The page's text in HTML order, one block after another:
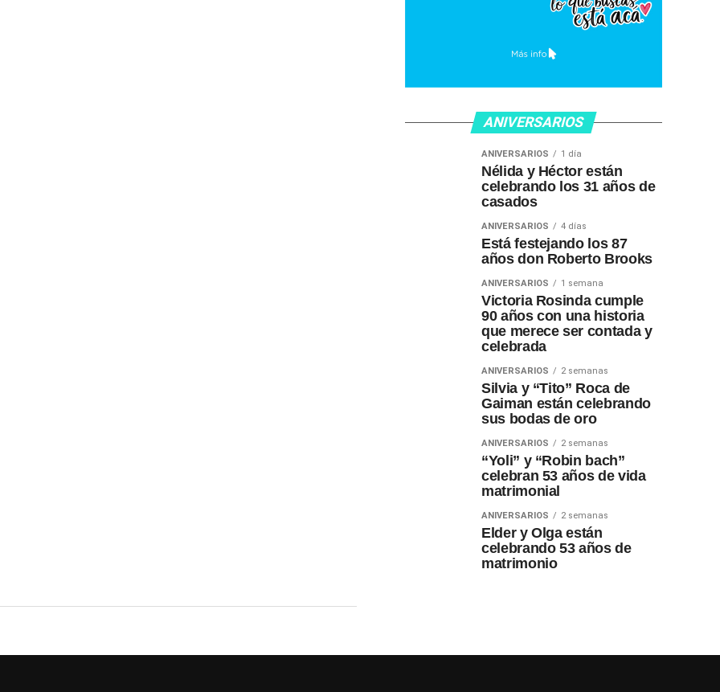
ANIVERSARIOS
ANIVERSARIOS 1 día
Nélida y Héctor están
celebrando los 31 años de
casados
ANIVERSARIOS 4 días
Está festejando los 87
años don Roberto Brooks
ANIVERSARIOS 1 semana
Victoria Rosinda cumple
90 años con una historia
que merece ser contada y
celebrada
ANIVERSARIOS 2 semanas
Silvia y “Tito” Roca de
Gaiman están celebrando
sus bodas de oro
ANIVERSARIOS 2 semanas
“Yoli” y “Robin bach”
celebran 53 años de vida
matrimonial
ANIVERSARIOS 2 semanas
Elder y Olga están
celebrando 53 años de
matrimonio